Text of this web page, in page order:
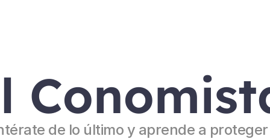
de lo último y aprende a